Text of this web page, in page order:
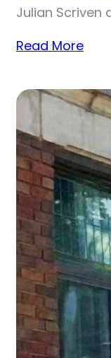
Julian Scriven
Read More